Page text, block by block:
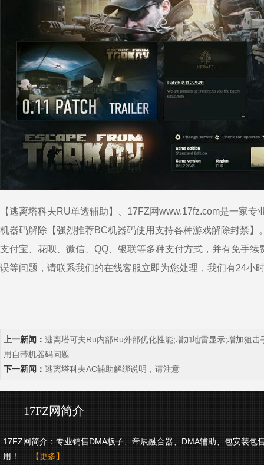
【逃离塔科夫RU单透辅助】、17FZ网www.17fz.com是一家
机器码解除【强烈推荐BC机器码使用支持各种游戏解除封禁
支付宝、花呗、微信、QQ、银联等多种支付方式，并有免手
误等问题，请联系我们的在线客服立即为您处理，我们有24小
上一新闻： 逃离塔可夫Ru内部Ru外部优化性能;增加地雷显示;增加狙
用自带机器码问题
下一新闻： 逃离塔科夫AC辅助解绑说明，请注意
17FZ网简介
17FZ网简介：专业销售DMA板子、帝辰融合器、DMA辅助、包安装包
用！.....
【更多】